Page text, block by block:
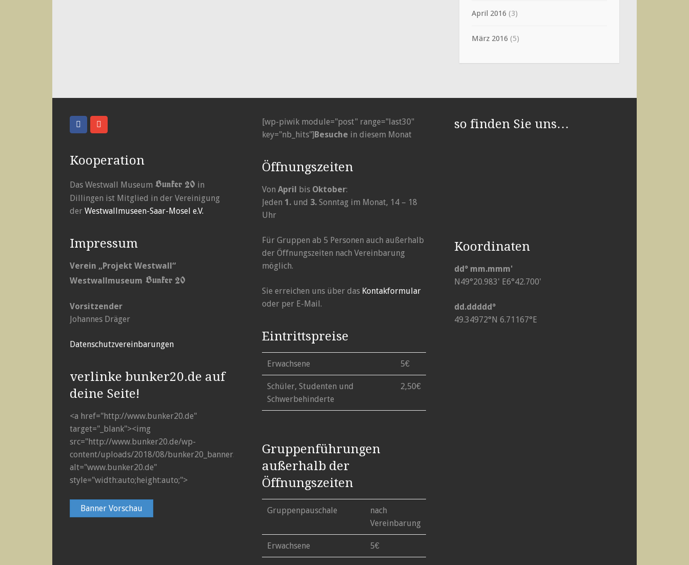
April 2016 (3)
März 2016 (5)
Kooperation
Das Westwall Museum Bunker 20 in
Dillingen ist Mitglied in der Vereinigung
der Westwallmuseen-Saar-Mosel e.V.
Impressum
Verein „Projekt Westwall“
Westwallmuseum Bunker 20
Vorsitzender
Johannes Dräger
Datenschutzvereinbarungen
verlinke bunker20.de auf
deine Seite!
<a href="http://www.bunker20.de"
target="_blank"><img
src="http://www.bunker20.de/wp-
content/uploads/2018/08/bunker20_banner.jpg"
alt="www.bunker20.de"
style="width:auto;height:auto;">
Banner Vorschau
[wp-piwik module="post" range="last30"
key="nb_hits"]Besuche in diesem Monat
Öffnungszeiten
Von April bis Oktober:
Jeden 1. und 3. Sonntag im Monat, 14 – 18
Uhr
Für Gruppen ab 5 Personen auch außerhalb
der Öffnungszeiten nach Vereinbarung
möglich.
Sie erreichen uns über das Kontakformular
oder per E-Mail.
Eintrittspreise
Erwachsene 5€
Schüler, Studenten und
Schwerbehinderte
2,50€
Gruppenführungen
außerhalb der
Öffnungszeiten
Gruppenpauschale
nach
Vereinbarung
Erwachsene 5€
so finden Sie uns…
Koordinaten
dd° mm.mmm'
N49°20.983' E6°42.700'
dd.ddddd°
49.34972°N 6.71167°E